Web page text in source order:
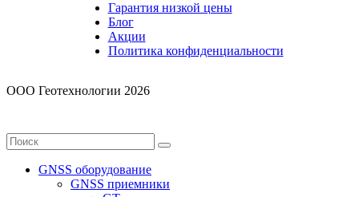
Гарантия низкой цены
Блог
Акции
Политика конфиденциальности
ООО Геотехнологии 2026
GNSS оборудование
GNSS приемники